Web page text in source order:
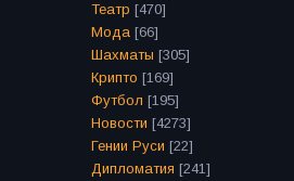
Театр [470]
Мода [66]
Шахматы [305]
Крипто [169]
Футбол [195]
Новости [4273]
Гении Руси [22]
Дипломатия [241]